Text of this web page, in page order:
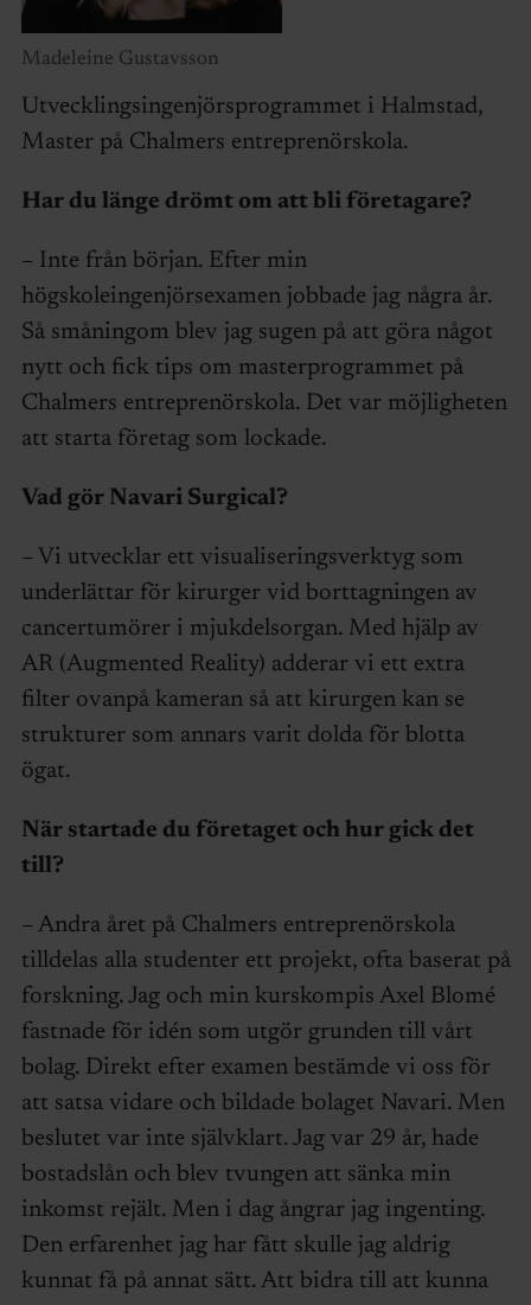
Madeleine Gustavsson
Utvecklingsingenjörsprogrammet i Halmstad,
Master på Chalmers entreprenörskola.
Har du länge drömt om att bli företagare?
– Inte från början. Efter min
högskoleingenjörsexamen jobbade jag några år.
Så småningom blev jag sugen på att göra något
nytt och fick tips om masterprogrammet på
Chalmers entreprenörskola. Det var möjligheten
att starta företag som lockade.
Vad gör Navari Surgical?
– Vi utvecklar ett visualiseringsverktyg som
underlättar för kirurger vid borttagningen av
cancertumörer i mjukdelsorgan. Med hjälp av
AR (Augmented Reality) adderar vi ett extra
filter ovanpå kameran så att kirurgen kan se
strukturer som annars varit dolda för blotta
ögat.
När startade du företaget och hur gick det
till?
– Andra året på Chalmers entreprenörskola
tilldelas alla studenter ett projekt, ofta baserat på
forskning. Jag och min kurskompis Axel Blomé
fastnade för idén som utgör grunden till vårt
bolag. Direkt efter examen bestämde vi oss för
att satsa vidare och bildade bolaget Navari. Men
beslutet var inte självklart. Jag var 29 år, hade
bostadslån och blev tvungen att sänka min
inkomst rejält. Men i dag ångrar jag ingenting.
Den erfarenhet jag har fått skulle jag aldrig
kunnat få på annat sätt. Att bidra till att kunna